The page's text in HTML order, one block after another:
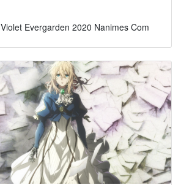
موعد عرض فيلم Violet Evergarden 2020 Nanimes Com